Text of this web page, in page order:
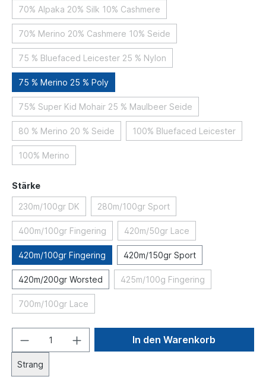
70% Alpaka 20% Silk 10% Cashmere
70% Merino 20% Cashmere 10% Seide
75 % Bluefaced Leicester 25 % Nylon
75 % Merino 25 % Poly
75% Super Kid Mohair 25 % Maulbeer Seide
80 % Merino 20 % Seide 100% Bluefaced Leicester
100% Merino
Stärke
230m/100gr DK 280m/100gr Sport
400m/100gr Fingering 420m/50gr Lace
420m/100gr Fingering 420m/150gr Sport
420m/200gr Worsted 425m/100g Fingering
700m/100gr Lace
Strang
In den Warenkorb